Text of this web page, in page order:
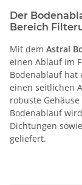
Der
Bereich
Mit dem Astral
einen Ablauf im
Bodenablauf hat
einen seitlichen
robuste
Bodenablauf
Dichtungen
geliefert.